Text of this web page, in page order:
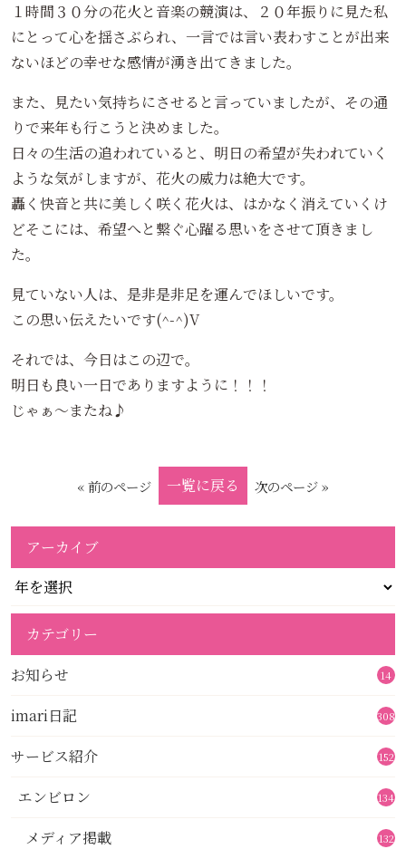
１時間３０分の花火と音楽の競演は、２０年振りに見た私
にとって心を揺さぶられ、一言では言い表わすことが出来
ないほどの幸せな感情が湧き出てきました。
また、見たい気持ちにさせると言っていましたが、その通
りで来年も行こうと決めました。
日々の生活の追われていると、明日の希望が失われていく
ような気がしますが、花火の威力は絶大です。
轟く快音と共に美しく咲く花火は、はかなく消えていくけ
どそこには、希望へと繋ぐ心躍る思いをさせて頂きまし
た。
見ていない人は、是非是非足を運んでほしいです。
この思い伝えたいです(^-^)V
それでは、今日はこの辺で。
明日も良い一日でありますように！！！
じゃぁ～またね♪
« 前のページ 一覧に戻る 次のページ »
アーカイブ
カテゴリー
お知らせ
14
imari日記 308
サービス紹介 152
エンビロン 134
メディア掲載 132